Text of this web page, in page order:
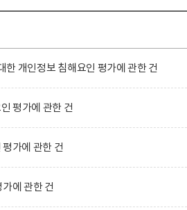
한 개인정보 침해요인 평가에 관한 건
평가에 관한 건
가에 관한 건
에 관한 건